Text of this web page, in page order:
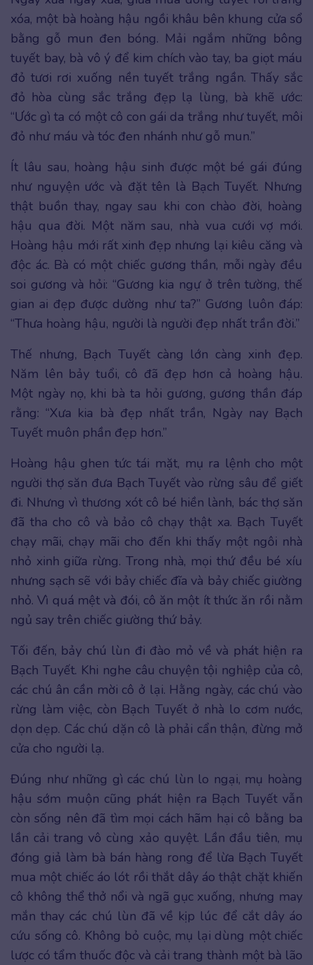
xóa, một bà hoàng hậu ngồi khâu bên khung cửa sổ
bằng gỗ mun đen bóng. Mải ngắm những bông
tuyết bay, bà vô ý để kim chích vào tay, ba giọt máu
đỏ tươi rơi xuống nền tuyết trắng ngần. Thấy sắc
đỏ hòa cùng sắc trắng đẹp lạ lùng, bà khẽ ước:
“Ước gì ta có một cô con gái da trắng như tuyết, môi
đỏ như máu và tóc đen nhánh như gỗ mun.”
Ít lâu sau, hoàng hậu sinh được một bé gái đúng
như nguyện ước và đặt tên là Bạch Tuyết. Nhưng
thật buồn thay, ngay sau khi con chào đời, hoàng
hậu qua đời. Một năm sau, nhà vua cưới vợ mới.
Hoàng hậu mới rất xinh đẹp nhưng lại kiêu căng và
độc ác. Bà có một chiếc gương thần, mỗi ngày đều
soi gương và hỏi: “Gương kia ngự ở trên tường, thế
gian ai đẹp được dường như ta?” Gương luôn đáp:
“Thưa hoàng hậu, người là người đẹp nhất trần đời.”
Thế nhưng, Bạch Tuyết càng lớn càng xinh đẹp.
Năm lên bảy tuổi, cô đã đẹp hơn cả hoàng hậu.
Một ngày nọ, khi bà ta hỏi gương, gương thần đáp
rằng: “Xưa kia bà đẹp nhất trần, Ngày nay Bạch
Tuyết muôn phần đẹp hơn.”
Hoàng hậu ghen tức tái mặt, mụ ra lệnh cho một
người thợ săn đưa Bạch Tuyết vào rừng sâu để giết
đi. Nhưng vì thương xót cô bé hiền lành, bác thợ săn
đã tha cho cô và bảo cô chạy thật xa. Bạch Tuyết
chạy mãi, chạy mãi cho đến khi thấy một ngôi nhà
nhỏ xinh giữa rừng. Trong nhà, mọi thứ đều bé xíu
nhưng sạch sẽ với bảy chiếc đĩa và bảy chiếc giường
nhỏ. Vì quá mệt và đói, cô ăn một ít thức ăn rồi nằm
ngủ say trên chiếc giường thứ bảy.
Tối đến, bảy chú lùn đi đào mỏ về và phát hiện ra
Bạch Tuyết. Khi nghe câu chuyện tội nghiệp của cô,
các chú ân cần mời cô ở lại. Hằng ngày, các chú vào
rừng làm việc, còn Bạch Tuyết ở nhà lo cơm nước,
dọn dẹp. Các chú dặn cô là phải cẩn thận, đừng mở
cửa cho người lạ.
Đúng như những gì các chú lùn lo ngại, mụ hoàng
hậu sớm muộn cũng phát hiện ra Bạch Tuyết vẫn
còn sống nên đã tìm mọi cách hãm hại cô bằng ba
lần cải trang vô cùng xảo quyệt. Lần đầu tiên, mụ
đóng giả làm bà bán hàng rong để lừa Bạch Tuyết
mua một chiếc áo lót rồi thắt dây áo thật chặt khiến
cô không thể thở nổi và ngã gục xuống, nhưng may
mắn thay các chú lùn đã về kịp lúc để cắt dây áo
cứu sống cô. Không bỏ cuộc, mụ lại dùng một chiếc
lược có tẩm thuốc độc và cải trang thành một bà lão